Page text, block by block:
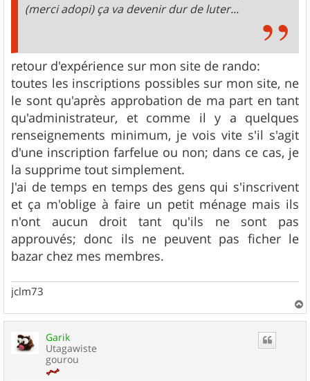
(merci adopi) ça va devenir dur de luter...
retour d'expérience sur mon site de rando:
toutes les inscriptions possibles sur mon site, ne
le sont qu'après approbation de ma part en tant
qu'administrateur, et comme il y a quelques
renseignements minimum, je vois vite s'il s'agit
d'une inscription farfelue ou non; dans ce cas, je
la supprime tout simplement.
J'ai de temps en temps des gens qui s'inscrivent
et ça m'oblige à faire un petit ménage mais ils
n'ont aucun droit tant qu'ils ne sont pas
approuvés; donc ils ne peuvent pas ficher le
bazar chez mes membres.
jclm73
a
Garik
Utagawiste
gourou